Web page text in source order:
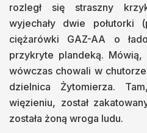
rozległ się straszny
wyjechały dwie połutorki
ciężarówki GAZ-AA o
przykryte plandeką.
wówczas chowali w
dzielnica Żytomierza.
więzieniu, został
została żoną wroga ludu.